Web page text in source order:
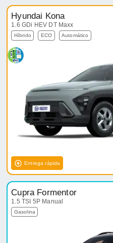
Hyundai Kona
1.6 GDi HEV DT Maxx
Híbrido ECO Automático
Entrega rápida
Cupra Formentor
1.5 TSI 5P Manual
Gasolina